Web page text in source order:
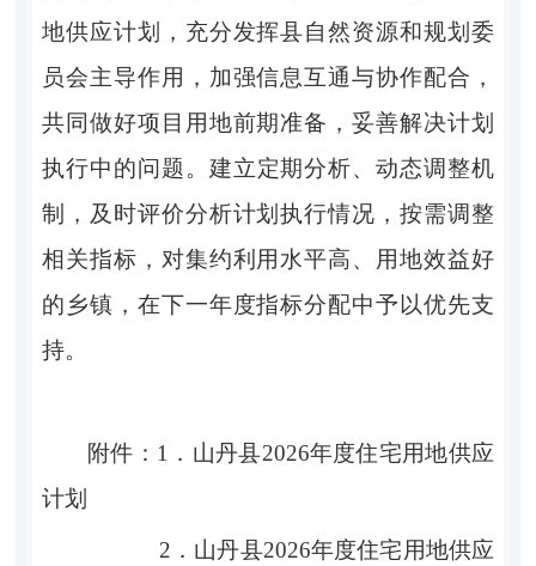
地供应计划，充分发挥县自然资源和规划委
员会主导作用，加强信息互通与协作配合，
共同做好项目用地前期准备，妥善解决计划
执行中的问题。 建立定期分析、动态调整机
制，及时评价分析计划执行情况，按需调整
相关指标，对集约利用水平高、用地效益好
的乡镇，在下一年度指标分配中予以优先支
持。
附件： 1． 山丹县2026年度住宅用地供应
计划
2． 山丹县2026年度住宅用地供应